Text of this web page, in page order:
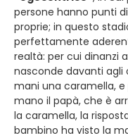
persone hanno punti
proprie; in questo
perfettamente
realtà: per cui dinanzi
nasconde davanti agli
mani una caramella, e
mano il papà, che è
la caramella, la
bambino ha visto la